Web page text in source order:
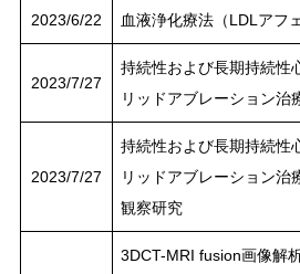
2023/6/22 血液浄化療法（LDLアフ
2023/7/27
持続性および長期持続性
リッドアブレーション治
2023/7/27
持続性および長期持続性
リッドアブレーション治
観察研究
3DCT-MRI fusion画像解